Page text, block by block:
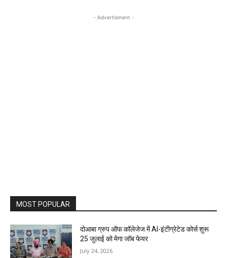
- Advertisment -
MOST POPULAR
दोआबा ग्रुप ऑफ कॉलेजेज में AI-इंटीग्रेटेड कोर्स शुरू
25 जुलाई को मेगा जॉब फेयर
July 24, 2026